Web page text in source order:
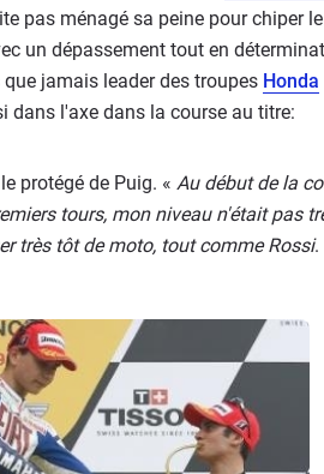
pas ménagé sa peine pour chiper
un dépassement tout en
jamais leader des troupes Honda
dans l'axe dans la course au titre:
protégé de Puig. « Au début de la
tours, mon niveau n'était pas
très tôt de moto, tout comme Rossi.